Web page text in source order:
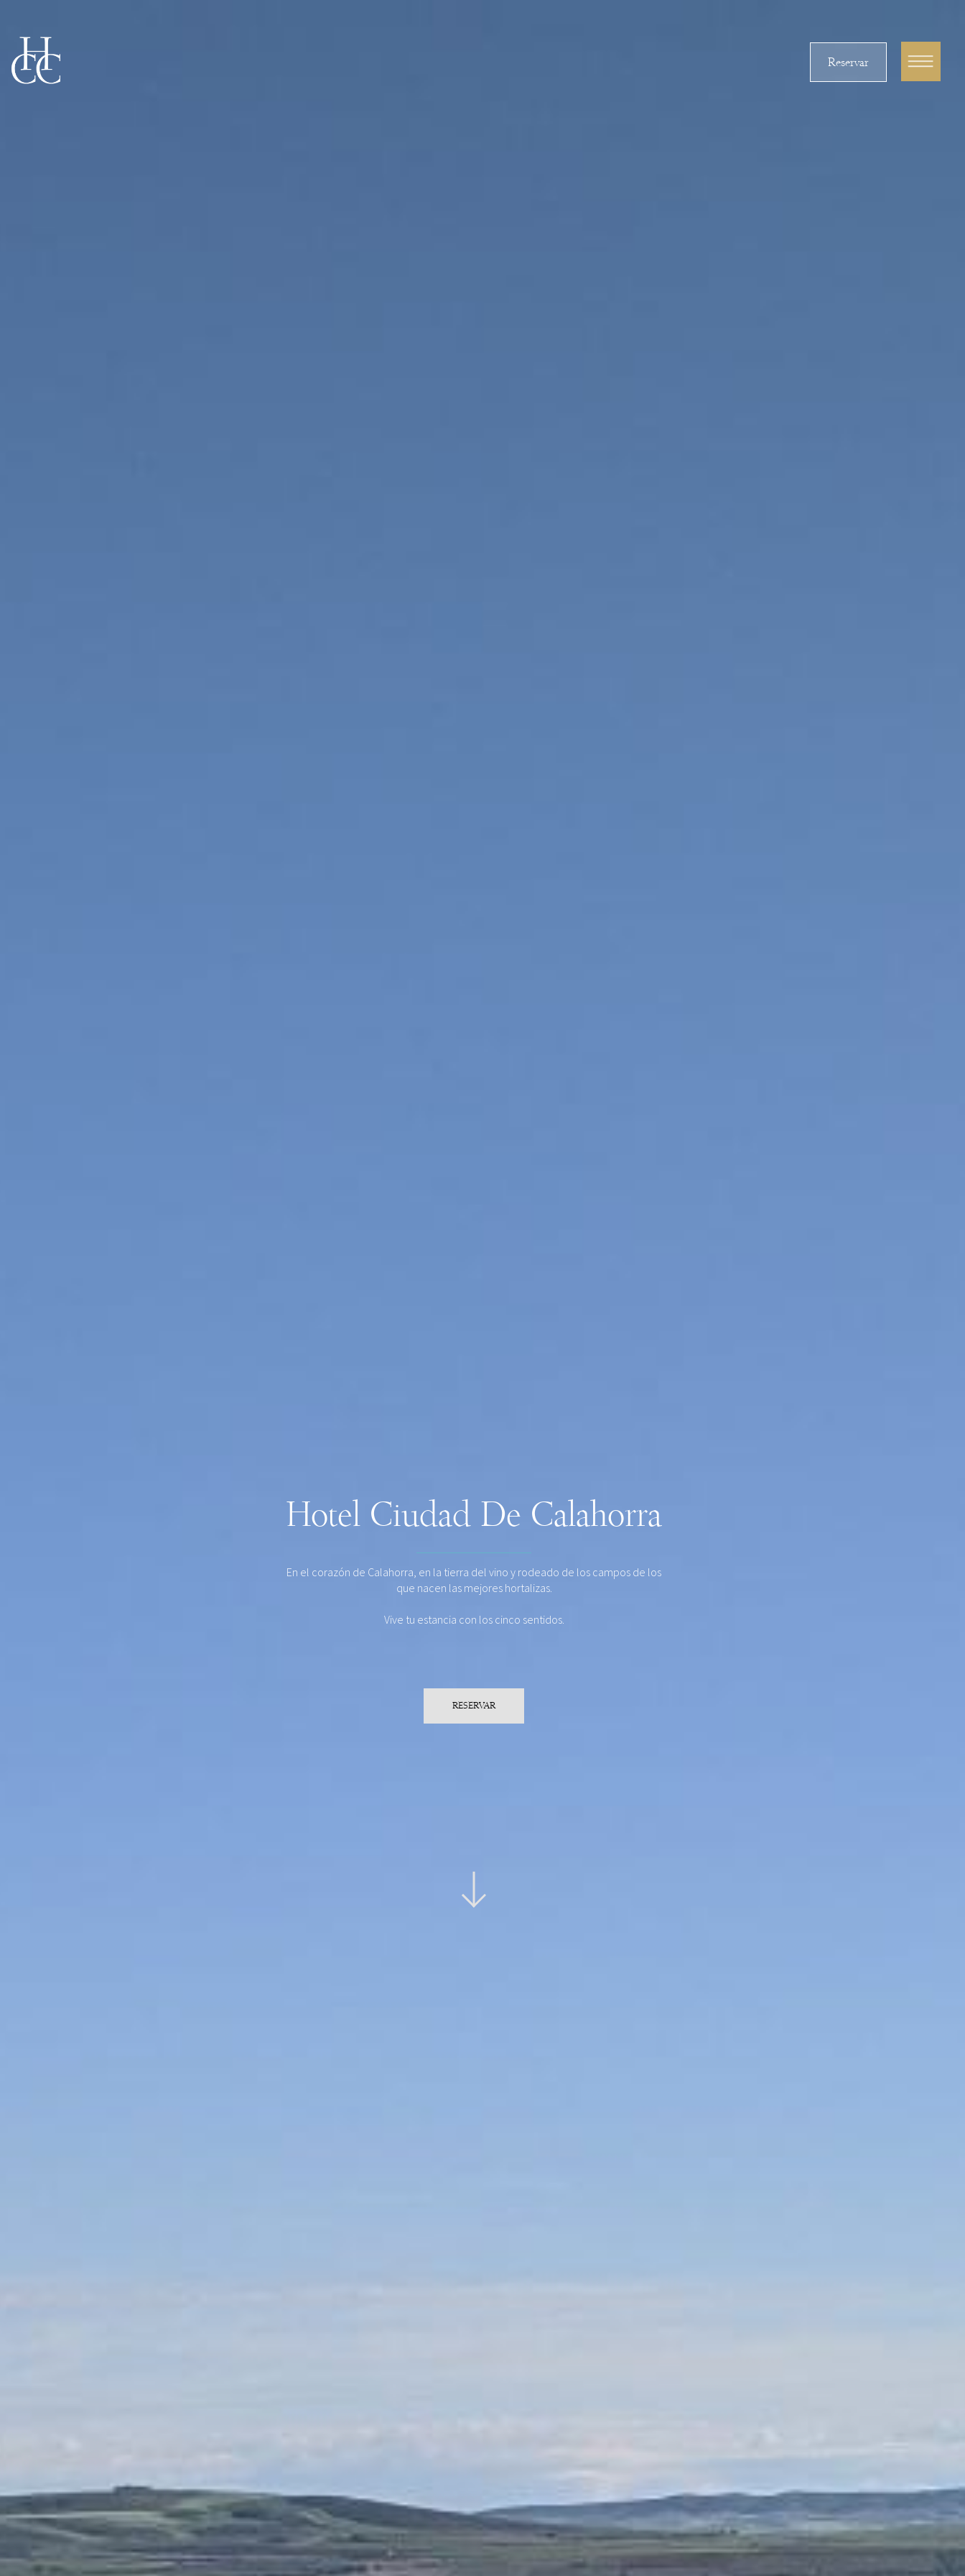
Reservar
Hotel Ciudad De Calahorra
En el corazón de Calahorra, en la tierra del vino y rodeado de los campos de los
que nacen las mejores hortalizas.
Vive tu estancia con los cinco sentidos.
RESERVAR